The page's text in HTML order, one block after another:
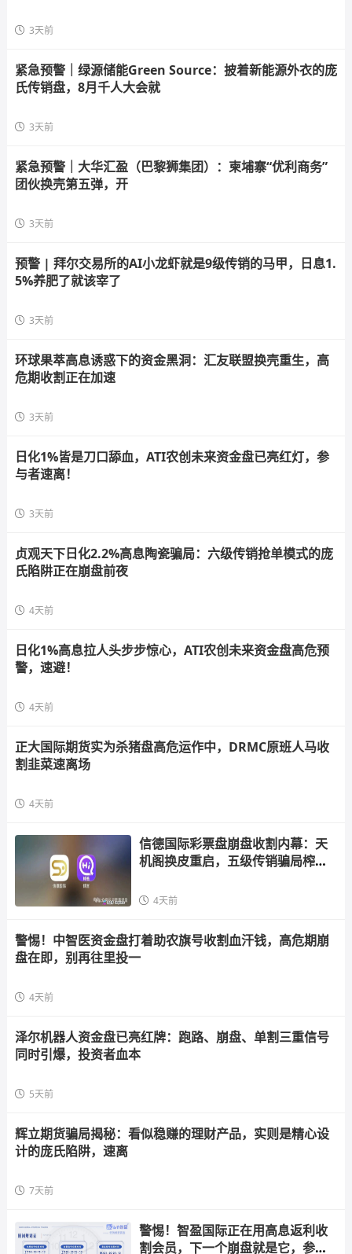
3天前
紧急预警｜绿源储能Green Source：披着新能源外衣的庞
氏传销盘，8月千人大会就
3天前
紧急预警｜大华汇盈（巴黎狮集团）：柬埔寨“优利商务”
团伙换壳第五弹，开
3天前
预警 | 拜尔交易所的AI小龙虾就是9级传销的马甲，日息1.
5%养肥了就该宰了
3天前
环球果萃高息诱惑下的资金黑洞：汇友联盟换壳重生，高
危期收割正在加速
3天前
日化1%皆是刀口舔血，ATI农创未来资金盘已亮红灯，参
与者速离！
3天前
贞观天下日化2.2%高息陶瓷骗局：六级传销抢单模式的庞
氏陷阱正在崩盘前夜
4天前
日化1%高息拉人头步步惊心，ATI农创未来资金盘高危预
警，速避！
4天前
正大国际期货实为杀猪盘高危运作中，DRMC原班人马收
割韭菜速离场
4天前
信德国际彩票盘崩盘收割内幕：天
机阁换皮重启，五级传销骗局榨干
4天前
警惕！中智医资金盘打着助农旗号收割血汗钱，高危期崩
盘在即，别再往里投一
4天前
泽尔机器人资金盘已亮红牌：跑路、崩盘、单割三重信号
同时引爆，投资者血本
5天前
辉立期货骗局揭秘：看似稳赚的理财产品，实则是精心设
计的庞氏陷阱，速离
7天前
警惕！智盈国际正在用高息返利收
割会员，下一个崩盘就是它，参与